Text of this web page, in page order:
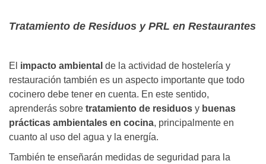
Tratamiento de Residuos y PRL en Restaurantes
El impacto ambiental de la actividad de hostelería y
restauración también es un aspecto importante que todo
cocinero debe tener en cuenta. En este sentido,
aprenderás sobre tratamiento de residuos y buenas
prácticas ambientales en cocina, principalmente en
cuanto al uso del agua y la energía.
También te enseñarán medidas de seguridad para la